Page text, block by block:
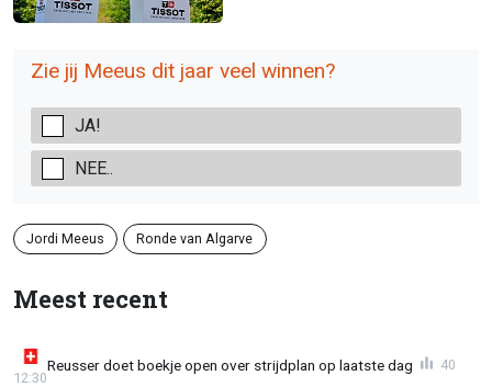
Zie jij Meeus dit jaar veel winnen?
JA!
NEE..
Jordi Meeus Ronde van Algarve
Meest recent
Reusser doet boekje open over strijdplan op laatste dag
12:30
40